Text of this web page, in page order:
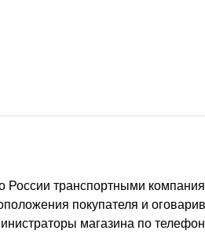
России транспортными
покупателя и
магазина по